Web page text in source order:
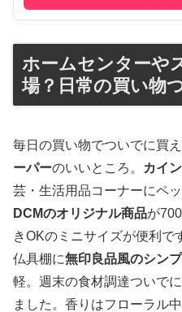
ホームセンターや
場？日常の買い物
毎日の買い物でついでに買え
ーパーのいいところ。 カイ
芸・生活用品コーナーにペ
DCMのオリジナル商品が
きOKのミニサイズが便利で
仏具棚に無印良品風のシン
軽。週末の食材調達ついで
ました。香りはフローラル